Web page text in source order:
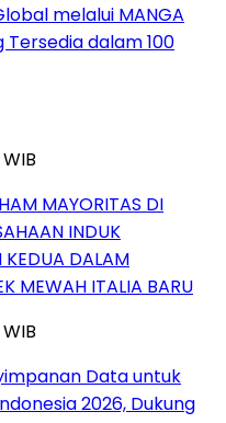
melalui MANGA
Tersedia dalam 100
MAYORITAS DI
INDUK
KEDUA DALAM
MEWAH ITALIA BARU
Data untuk
2026, Dukung